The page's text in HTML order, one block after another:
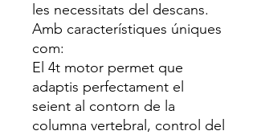
les necessitats del descans.
Amb característiques úniques
com:
El 4t motor permet que
adaptis perfectament el
seient al contorn de la
columna vertebral, control del